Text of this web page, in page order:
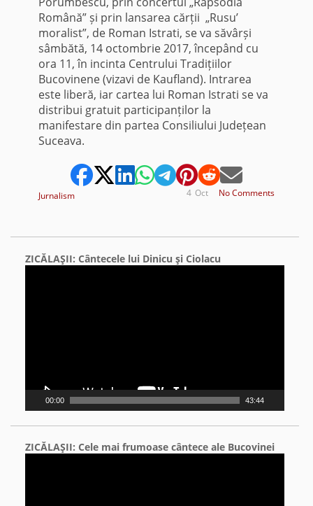
Română” și prin lansarea cărții „Rusu’
moralist”, de Roman Istrati, se va săvârși
sâmbătă, 14 octombrie 2017, începând cu
ora 11, în incinta Centrului Tradițiilor
Bucovinene (vizavi de Kaufland). Intrarea
este liberă, iar cartea lui Roman Istrati se va
distribui gratuit participanților la
manifestare din partea Consiliului Județean
Suceava.
Jurnalism No Comments
Oct
4
ZICĂLAŞII: Cântecele lui Dinicu şi Ciolacu
00:00 43:44
ZICĂLAŞII: Cele mai frumoase cântece ale Bucovinei